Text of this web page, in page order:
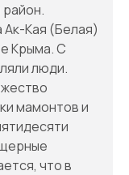
Ак-Кая (Белая)
Крыма. С
люди.
мамонтов и
что в